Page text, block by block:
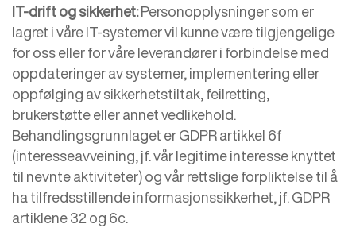
IT-drift og sikkerhet:Personopplysninger som er
lagret i våre IT-systemer vil kunne være tilgjengelige
for oss eller for våre leverandører i forbindelse med
oppdateringer av systemer, implementering eller
oppfølging av sikkerhetstiltak, feilretting,
brukerstøtte eller annet vedlikehold.
Behandlingsgrunnlaget er GDPR artikkel 6f
(interesseavveining, jf. vår legitime interesse knyttet
til nevnte aktiviteter) og vår rettslige forpliktelse til å
ha tilfredsstillende informasjonssikkerhet, jf. GDPR
artiklene 32 og 6c.